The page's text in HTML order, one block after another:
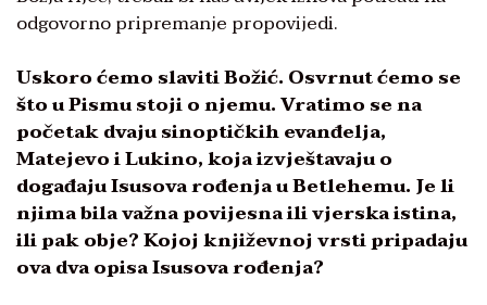
odgovorno pripremanje propovijedi.
Uskoro ćemo slaviti Božić. Osvrnut ćemo se
što u Pismu stoji o njemu. Vratimo se na
početak dvaju sinoptičkih evanđelja,
Matejevo i Lukino, koja izvještavaju o
događaju Isusova rođenja u Betlehemu. Je li
njima bila važna povijesna ili vjerska istina,
ili pak obje? Kojoj književnoj vrsti pripadaju
ova dva opisa Isusova rođenja?